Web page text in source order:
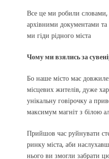
Все це ми робили
архівними документами
ми гіди рідного міста
Чому ми взялись за
Бо наше місто має
місцевих жителів, дуже
унікальну говірочку а
максимум магніт з білою
Прийшов час руйнувати
ринку міста, аби
нього ви змогли забрати